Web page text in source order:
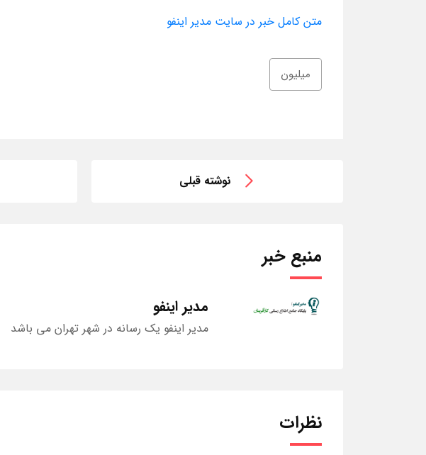
متن کامل خبر در سایت مدیر اینفو
میلیون
نوشته قبلی
منبع خبر
مدیر اینفو
مدیر اینفو یک رسانه در شهر تهران می باشد
نظرات